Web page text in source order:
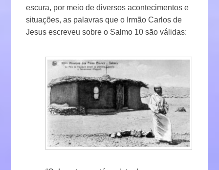
escura, por meio de diversos acontecimentos e
situações, as palavras que o Irmão Carlos de
Jesus escreveu sobre o Salmo 10 são válidas: